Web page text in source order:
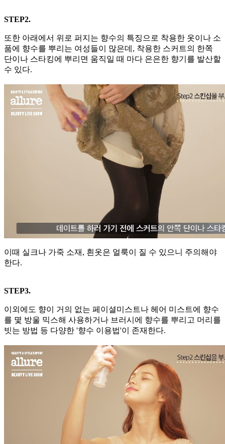
STEP2.
또한 아래에서 위로 퍼지는 향수의 특징으로 착용한 옷이나 소
품에 향수를 뿌리는 여성들이 많은데, 착용한 스커트의 한쪽
단이나 스타킹에 뿌리면 움직일 때 마다 은은한 향기를 발산할
수 있다.
이때 실크나 가죽 소재, 흰옷은 얼룩이 질 수 있으니 주의해야
한다.
STEP3.
이외에도 향이 거의 없는 페이셜미스트나 헤어 미스트에 향수
를 몇 방울 믹스해 사용하거나 브러시에 향수를 뿌리고 머리를
빗는 방법 등 다양한 '향수 이용법'이 존재한다.